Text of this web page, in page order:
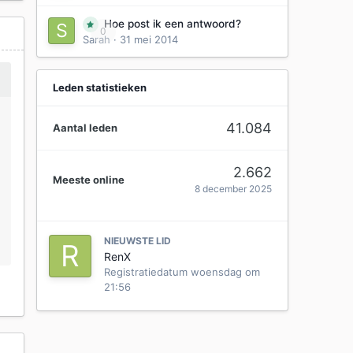
0
Hoe post ik een antwoord?
Sarah · 31 mei 2014
Leden statistieken
Aantal leden 41.084
Meeste online 2.662
8 december 2025
NIEUWSTE LID
RenX
Registratiedatum woensdag om
21:56